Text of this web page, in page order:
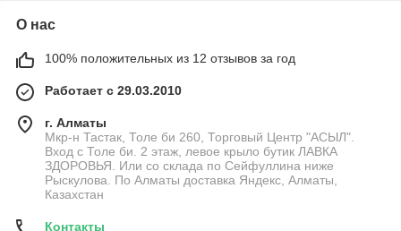
О нас
100% положительных из 12 отзывов за год
Работает с 29.03.2010
г. Алматы
Мкр-н Тастак, Толе би 260, Торговый Центр "АСЫЛ".
Вход с Толе би. 2 этаж, левое крыло бутик ЛАВКА
ЗДОРОВЬЯ. Или со склада по Сейфуллина ниже
Рыскулова. По Алматы доставка Яндекс, Алматы,
Казахстан
Контакты